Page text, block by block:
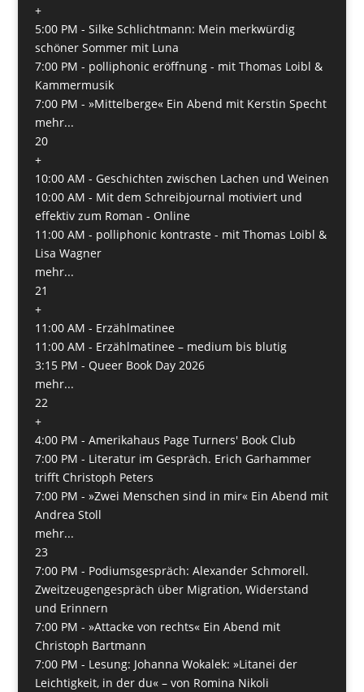
+
5:00 PM - Silke Schlichtmann: Mein merkwürdig
schöner Sommer mit Luna
7:00 PM - polliphonic eröffnung - mit Thomas Loibl &
Kammermusik
7:00 PM - »Mittelberge« Ein Abend mit Kerstin Specht
mehr...
20
+
10:00 AM - Geschichten zwischen Lachen und Weinen
10:00 AM - Mit dem Schreibjournal motiviert und
effektiv zum Roman - Online
11:00 AM - polliphonic kontraste - mit Thomas Loibl &
Lisa Wagner
mehr...
21
+
11:00 AM - Erzählmatinee
11:00 AM - Erzählmatinee – medium bis blutig
3:15 PM - Queer Book Day 2026
mehr...
22
+
4:00 PM - Amerikahaus Page Turners' Book Club
7:00 PM - Literatur im Gespräch. Erich Garhammer
trifft Christoph Peters
7:00 PM - »Zwei Menschen sind in mir« Ein Abend mit
Andrea Stoll
mehr...
23
7:00 PM - Podiumsgespräch: Alexander Schmorell.
Zweitzeugengespräch über Migration, Widerstand
und Erinnern
7:00 PM - »Attacke von rechts« Ein Abend mit
Christoph Bartmann
7:00 PM - Lesung: Johanna Wokalek: »Litanei der
Leichtigkeit, in der du« – von Romina Nikoli